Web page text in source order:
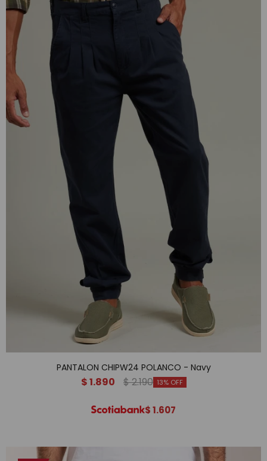
PANTALON CHIPW24 POLANCO - Navy
$1.890 $2.190 13
$1.607